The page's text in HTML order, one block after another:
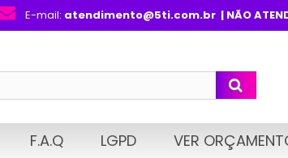
E-mail: atendimento@5ti.com.br| NÃO
F.A.Q LGPD VER